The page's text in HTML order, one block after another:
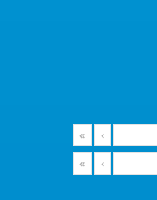
«
‹
«
‹